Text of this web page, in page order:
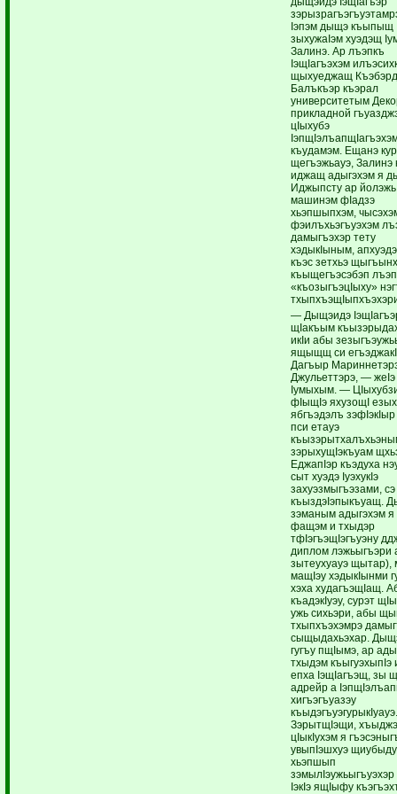
Iэпэм дыщэ къыпыщ
зыхужаIэм хуэдэщ
Залинэ. Ар лъэпкъ
IэщIагъэхэм
щыхуеджащ
Балъкъэр къэрал
университетым
прикладной
цIыхубэ
къудамэм. Ещанэ
щегъэжьауэ, Залинэ
иджащ адыгэхэм я
Иджыпсту ар
машинэм фIадзэ
хьэпшыпхэм,
фэилъхьэгъуэхэм
дамыгъэхэр тету
хэдыкIыным,
къэс зетхьэ
къыщегъэсэбэп
«къозыгъэцIыху»
— Дыщэидэ
щIакъым
икIи абы
ящыщщ си
Дагъыр
Джульеттэрэ, — жеIэ
Iумыхым. —
фIыщIэ яхузощI
ябгъэдэлъ зэфIэкIыр
пси етауэ
зэрыхущIэкъуам
ЕджапIэр къэдуха
сыт хуэдэ IуэхукIэ
захуэзмыгъэзами, сэ
къыздэIэпыкъуащ.
зэманым адыгэхэм я
фащэм и тхыдэр
тфIэгъэщIэгъуэну
диплом лэжьыгъэри
зытеухуауэ щытар),
мащIэу хэдыкIынми
хэха худагъэщIащ.
къадэкIуэу, сурэт
ужь сихьэри, абы
тхыпхъэхэмрэ
сыщыдахьэхар.
гугъу пщIымэ, ар
тхыдэм къыгуэхыпIэ
епха IэщIагъэщ, зы
адрейр а
хигъэгъуазэу
къыдэгъуэгурыкIуауэ.
ЗэрытщIэщи,
цIыкIухэм я
увыпIэшхуэ
хьэпшып
IэкIэ ящIыфу